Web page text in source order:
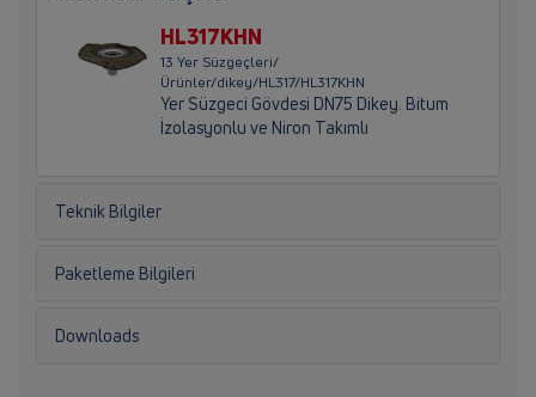
HL317KHN
13 Yer Süzgeçleri/
Ürünler/dikey/HL317/HL317KHN
Yer Süzgeci Gövdesi DN75 Dikey. Bitum
İzolasyonlu ve Niron Takımlı
Teknik Bilgiler
Paketleme Bilgileri
Downloads